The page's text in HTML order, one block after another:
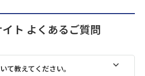
ト よくあるご質問
て教えてください。